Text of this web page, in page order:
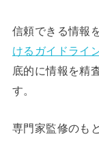
信頼できる情報
けるガイドライ
底的に情報を精
す。
専門家監修のも